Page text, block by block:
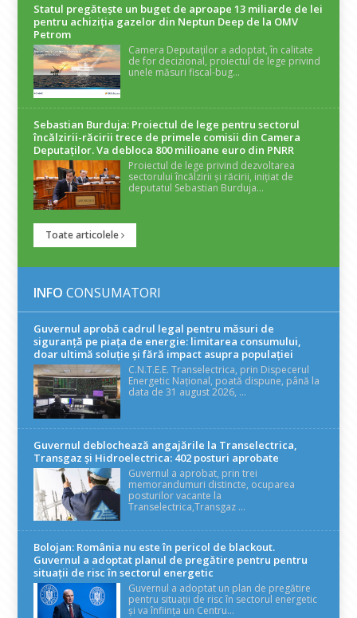
Statul pregătește un buget de aproape 13 miliarde de lei
pentru achiziția gazelor din Neptun Deep de la OMV
Petrom
Camera Deputaților a adoptat, în calitate
de for decizional, proiectul de lege privind
unele măsuri fiscal-bug...
Sebastian Burduja: Proiectul de lege pentru sectorul
încălzirii-răcirii trece de primele comisii din Camera
Deputaților. Va debloca 800 milioane euro din PNRR
Proiectul de lege privind dezvoltarea
sectorului încălzirii și răcirii, inițiat de
deputatul Sebastian Burduja...
Toate articolele
INFO CONSUMATORI
Guvernul aprobă cadrul legal pentru măsuri de
siguranță pe piața de energie: limitarea consumului,
doar ultimă soluție și fără impact asupra populației
C.N.T.E.E. Transelectrica, prin Dispecerul
Energetic Național, poată dispune, până la
data de 31 august 2026, ...
Guvernul deblochează angajările la Transelectrica,
Transgaz și Hidroelectrica: 402 posturi aprobate
Guvernul a aprobat, prin trei
memorandumuri distincte, ocuparea
posturilor vacante la
Transelectrica,Transgaz ...
Bolojan: România nu este în pericol de blackout.
Guvernul a adoptat planul de pregătire pentru pentru
situații de risc în sectorul energetic
Guvernul a adoptat un plan de pregătire
pentru situații de risc în sectorul energetic
și va înființa un Centru...